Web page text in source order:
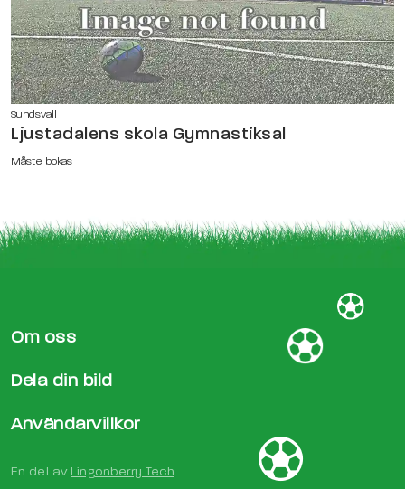
Sundsvall
Ljustadalens skola Gymnastiksal
Måste bokas
Om oss
Dela din bild
Användarvillkor
En del av Lingonberry Tech